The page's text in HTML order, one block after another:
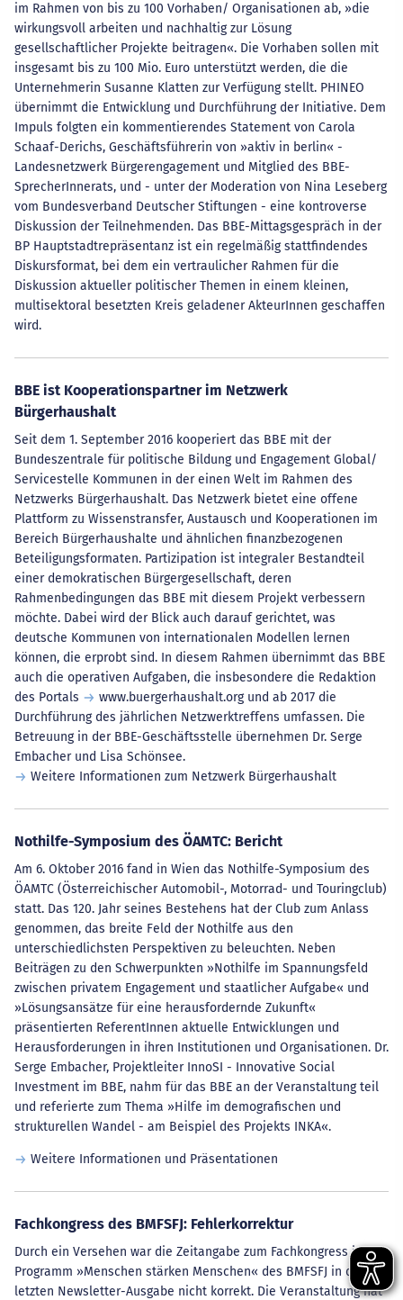
im Rahmen von bis zu 100 Vorhaben/ Organisationen ab, »die
wirkungsvoll arbeiten und nachhaltig zur Lösung
gesellschaftlicher Projekte beitragen«. Die Vorhaben sollen mit
insgesamt bis zu 100 Mio. Euro unterstützt werden, die die
Unternehmerin Susanne Klatten zur Verfügung stellt. PHINEO
übernimmt die Entwicklung und Durchführung der Initiative. Dem
Impuls folgten ein kommentierendes Statement von Carola
Schaaf-Derichs, Geschäftsführerin von »aktiv in berlin« -
Landesnetzwerk Bürgerengagement und Mitglied des BBE-
SprecherInnerats, und - unter der Moderation von Nina Leseberg
vom Bundesverband Deutscher Stiftungen - eine kontroverse
Diskussion der Teilnehmenden. Das BBE-Mittagsgespräch in der
BP Hauptstadtrepräsentanz ist ein regelmäßig stattfindendes
Diskursformat, bei dem ein vertraulicher Rahmen für die
Diskussion aktueller politischer Themen in einem kleinen,
multisektoral besetzten Kreis geladener AkteurInnen geschaffen
wird.
BBE ist Kooperationspartner im Netzwerk
Bürgerhaushalt
Seit dem 1. September 2016 kooperiert das BBE mit der
Bundeszentrale für politische Bildung und Engagement Global/
Servicestelle Kommunen in der einen Welt im Rahmen des
Netzwerks Bürgerhaushalt. Das Netzwerk bietet eine offene
Plattform zu Wissenstransfer, Austausch und Kooperationen im
Bereich Bürgerhaushalte und ähnlichen finanzbezogenen
Beteiligungsformaten. Partizipation ist integraler Bestandteil
einer demokratischen Bürgergesellschaft, deren
Rahmenbedingungen das BBE mit diesem Projekt verbessern
möchte. Dabei wird der Blick auch darauf gerichtet, was
deutsche Kommunen von internationalen Modellen lernen
können, die erprobt sind. In diesem Rahmen übernimmt das BBE
auch die operativen Aufgaben, die insbesondere die Redaktion
des Portals
www.buergerhaushalt.orgund ab 2017 die
Durchführung des jährlichen Netzwerktreffens umfassen. Die
Betreuung in der BBE-Geschäftsstelle übernehmen Dr. Serge
Embacher und Lisa Schönsee.
Weitere Informationen zum Netzwerk Bürgerhaushalt
Nothilfe-Symposium des ÖAMTC: Bericht
Am 6. Oktober 2016 fand in Wien das Nothilfe-Symposium des
ÖAMTC (Österreichischer Automobil-, Motorrad- und Touringclub)
statt. Das 120. Jahr seines Bestehens hat der Club zum Anlass
genommen, das breite Feld der Nothilfe aus den
unterschiedlichsten Perspektiven zu beleuchten. Neben
Beiträgen zu den Schwerpunkten »Nothilfe im Spannungsfeld
zwischen privatem Engagement und staatlicher Aufgabe« und
»Lösungsansätze für eine herausfordernde Zukunft«
präsentierten ReferentInnen aktuelle Entwicklungen und
Herausforderungen in ihren Institutionen und Organisationen. Dr.
Serge Embacher, Projektleiter InnoSI - Innovative Social
Investment im BBE, nahm für das BBE an der Veranstaltung teil
und referierte zum Thema »Hilfe im demografischen und
strukturellen Wandel - am Beispiel des Projekts INKA«.
Weitere Informationen und Präsentationen
Fachkongress des BMFSFJ: Fehlerkorrektur
Durch ein Versehen war die Zeitangabe zum Fachkongress im
Programm »Menschen stärken Menschen« des BMFSFJ in der
letzten Newsletter-Ausgabe nicht korrekt. Die Veranstaltung hat